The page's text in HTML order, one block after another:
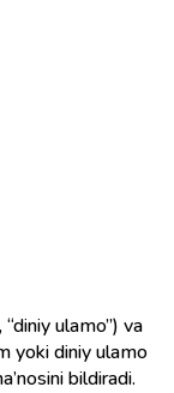
“diniy ulamo”) va
yoki diniy ulamo
bildiradi.